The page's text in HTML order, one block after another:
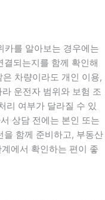
를 알아보는 경우에는
되는지를 함께 확인해
차량이라도 개인 이용,
운전자 범위와 보험 조
리 여부가 달라질 수 있
상담 전에는 본인 또는
을 함께 준비하고, 부동산
에서 확인하는 편이 좋